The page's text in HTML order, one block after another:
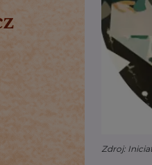
Zdroj: